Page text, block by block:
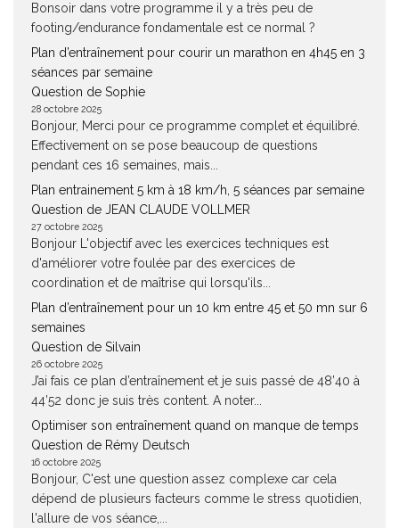
Bonsoir dans votre programme il y a très peu de
footing/endurance fondamentale est ce normal ?
Plan d’entraînement pour courir un marathon en 4h45 en 3
séances par semaine
Question de Sophie
28 octobre 2025
Bonjour, Merci pour ce programme complet et équilibré.
Effectivement on se pose beaucoup de questions
pendant ces 16 semaines, mais...
Plan entrainement 5 km à 18 km/h, 5 séances par semaine
Question de JEAN CLAUDE VOLLMER
27 octobre 2025
Bonjour L'objectif avec les exercices techniques est
d'améliorer votre foulée par des exercices de
coordination et de maîtrise qui lorsqu'ils...
Plan d’entraînement pour un 10 km entre 45 et 50 mn sur 6
semaines
Question de Silvain
26 octobre 2025
J’ai fais ce plan d’entraînement et je suis passé de 48’40 à
44’52 donc je suis très content. A noter...
Optimiser son entraînement quand on manque de temps
Question de Rémy Deutsch
16 octobre 2025
Bonjour, C'est une question assez complexe car cela
dépend de plusieurs facteurs comme le stress quotidien,
l'allure de vos séance,...